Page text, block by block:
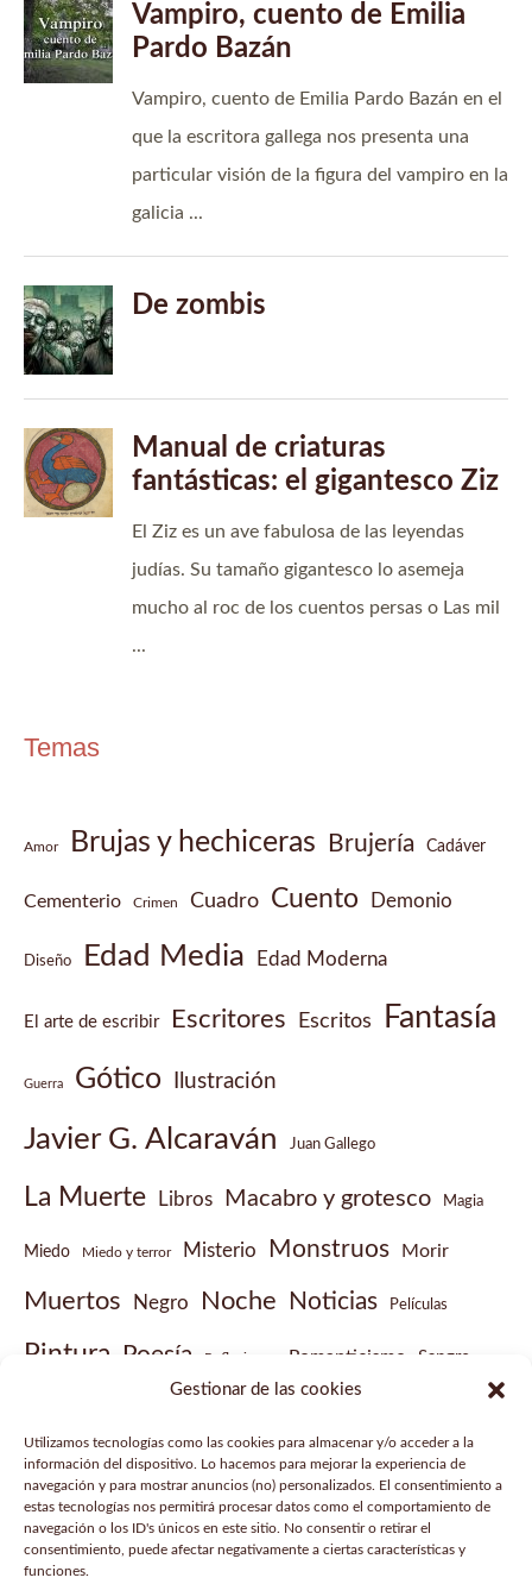
Gestionar de las cookies
Utilizamos tecnologías como las cookies para almacenar y/o acceder a la
información del dispositivo. Lo hacemos para mejorar la experiencia de
navegación y para mostrar anuncios (no) personalizados. El consentimiento a
estas tecnologías nos permitirá procesar datos como el comportamiento de
navegación o los ID's únicos en este sitio. No consentir o retirar el
consentimiento, puede afectar negativamente a ciertas características y
funciones.
Temas
Amor Brujas y hechiceras Brujería Cadáver
Cementerio Crimen Cuadro Cuento Demonio
Diseño Edad Media Edad Moderna
El arte de escribir Escritores Escritos Fantasía
Guerra Gótico Ilustración
Javier G. Alcaraván Juan Gallego
La Muerte Libros Macabro y grotesco Magia
Miedo Miedo y terror Misterio Monstruos Morir
Muertos Negro Noche Noticias Películas
Pintura Poesía Reflexiones Romanticismo Sangre
Vídeo musical